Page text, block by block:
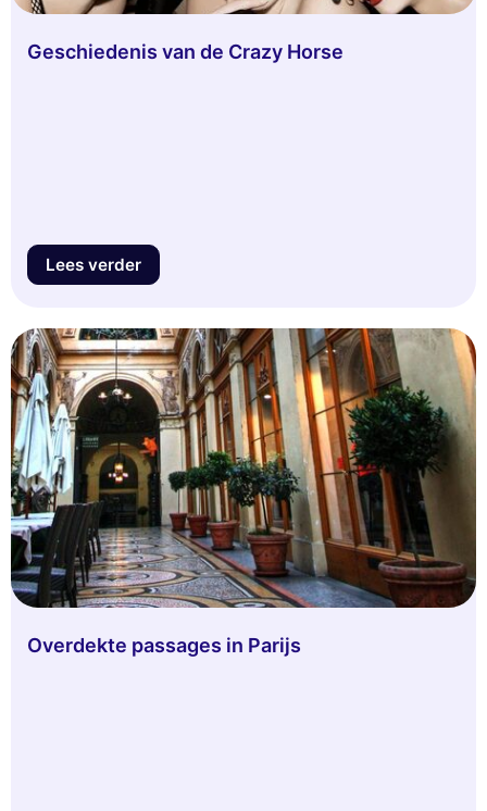
Geschiedenis van de Crazy Horse
Lees verder
Overdekte passages in Parijs